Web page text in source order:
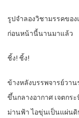
รูปจำลองวิชามรรคขอ
ก่อนหน้านี้นานมาแล้ว
ชิ้ง! ชิ้ง!
ข้างหลังบรรพจารย์วา
ขึ้นกลางอากาศ เจตกร
ม่านฟ้า ไอขุ่นเป็นแผ่น